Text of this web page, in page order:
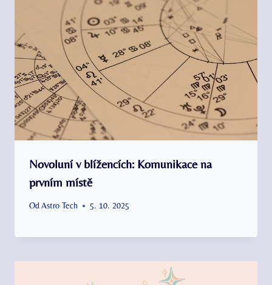
Novoluní v blížencích: Komunikace na
prvním místě
OdAstro Tech 5. 10. 2025